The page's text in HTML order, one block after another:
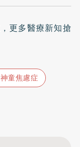
，更多醫療新知搶
神童焦慮症